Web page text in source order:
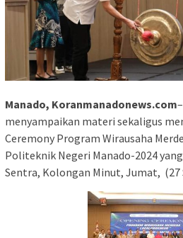
Manado, Koranmanadonews.com
menyampaikan materi sekaligus
Ceremony Program Wirausaha
Politeknik Negeri Manado-2024
Sentra, Kolongan Minut, Jumat, (27